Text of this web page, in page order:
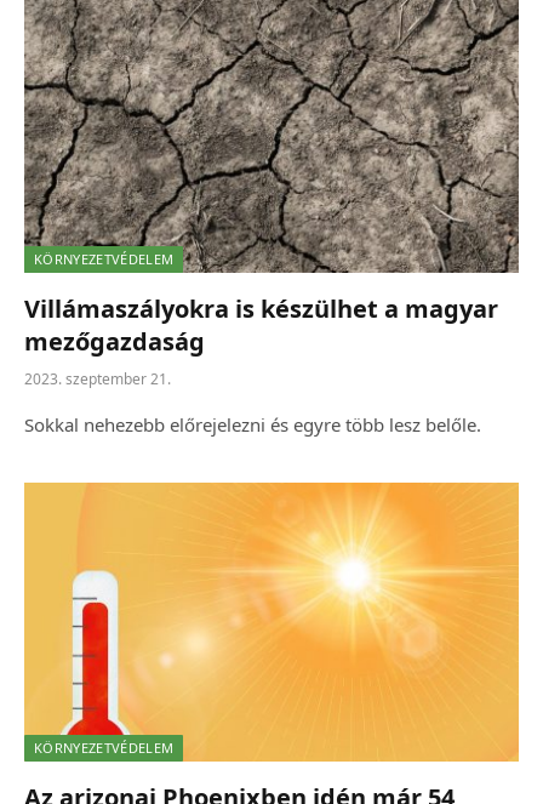
KÖRNYEZETVÉDELEM
Villámaszályokra is készülhet a magyar
mezőgazdaság
2023. szeptember 21.
Sokkal nehezebb előrejelezni és egyre több lesz belőle.
KÖRNYEZETVÉDELEM
Az arizonai Phoenixben idén már 54